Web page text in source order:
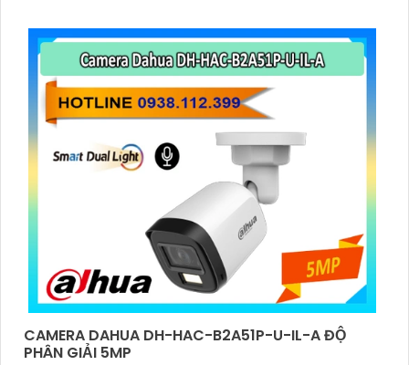
hoạt động từ -40°C đến +60°C
CAMERA DAHUA DH-HAC-B2A51P-U-IL-A ĐỘ
PHÂN GIẢI 5MP